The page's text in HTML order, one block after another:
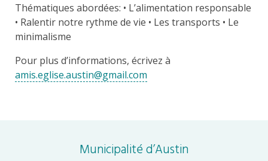
Thématiques abordées: • L’alimentation responsable
• Ralentir notre rythme de vie • Les transports • Le
minimalisme
Pour plus d’informations, écrivez à
amis.eglise.austin@gmail.com
Municipalité d’Austin